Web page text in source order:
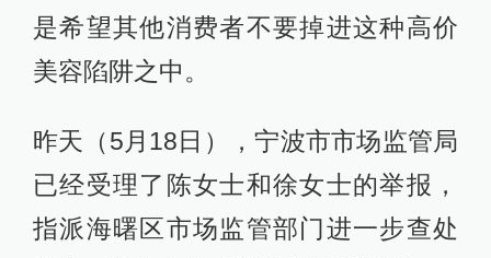
是希望其他消费者不要掉进这种高价
美容陷阱之中。
昨天（5月18日），宁波市市场监管局
已经受理了陈女士和徐女士的举报，
指派海曙区市场监管部门进一步查处